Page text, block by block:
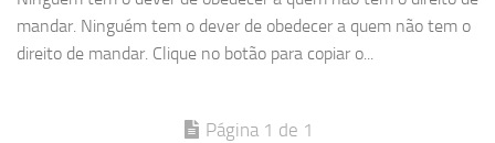
mandar. Ninguém tem o dever de obedecer a quem não tem o
direito de mandar. Clique no botão para copiar o...
Página 1 de 1